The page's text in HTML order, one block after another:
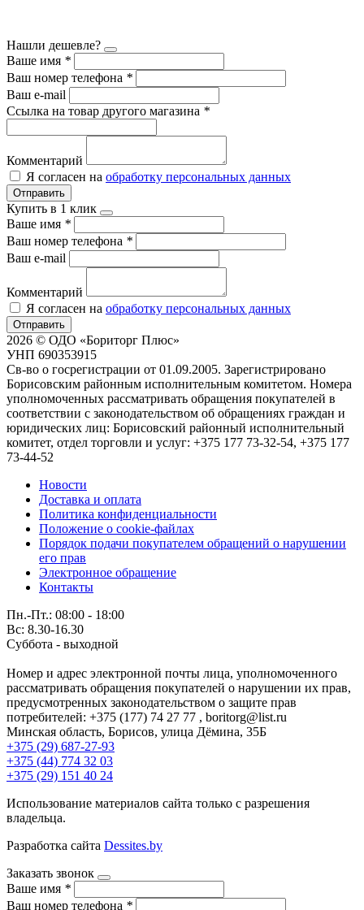
Нашли дешевле?
Ваше имя *
Ваш номер телефона *
Ваш e-mail
Ссылка на товар другого магазина *
Комментарий
Я согласен на обработку персональных данных
Отправить
Купить в 1 клик
Ваше имя *
Ваш номер телефона *
Ваш e-mail
Комментарий
Я согласен на обработку персональных данных
Отправить
2026 © ОДО «Бориторг Плюс»
УНП 690353915
Св-во о госрегистрации от 01.09.2005. Зарегистрировано
Борисовским районным исполнительным комитетом. Номера
уполномоченных рассматривать обращения покупателей в
соответствии с законодательством об обращениях граждан и
юридических лиц: Борисовский районный исполнительный
комитет, отдел торговли и услуг: +375 177 73-32-54, +375 177
73-44-52
Новости
Доставка и оплата
Политика конфиденциальности
Положение о cookie-файлах
Порядок подачи покупателем обращений о нарушении
его прав
Электронное обращение
Контакты
Пн.-Пт.: 08:00 - 18:00
Вс: 8.30-16.30
Суббота - выходной
Номер и адрес электронной почты лица, уполномоченного
рассматривать обращения покупателей о нарушении их прав,
предусмотренных законодательством о защите прав
потребителей: +375 (177) 74 27 77 , boritorg@list.ru
Минская область, Борисов, улица Дёмина, 35Б
+375 (29) 687-27-93
+375 (44) 774 32 03
+375 (29) 151 40 24
Использование материалов сайта только с разрешения
владельца.
Разработка сайта Dessites.by
Заказать звонок
Ваше имя *
Ваш номер телефона *